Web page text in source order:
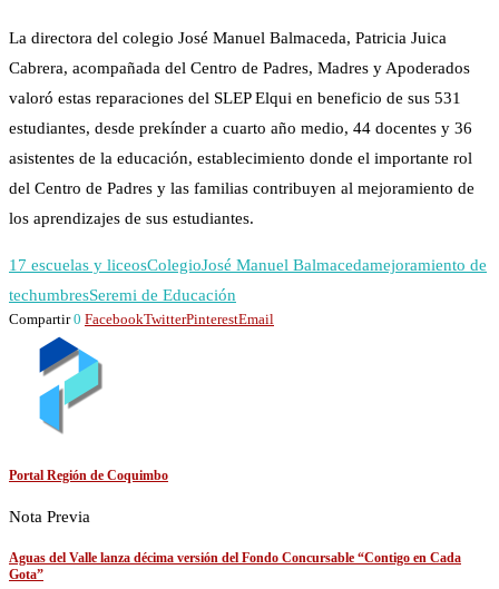
La directora del colegio José Manuel Balmaceda, Patricia Juica
Cabrera, acompañada del Centro de Padres, Madres y Apoderados
valoró estas reparaciones del SLEP Elqui en beneficio de sus 531
estudiantes, desde prekínder a cuarto año medio, 44 docentes y 36
asistentes de la educación, establecimiento donde el importante rol
del Centro de Padres y las familias contribuyen al mejoramiento de
los aprendizajes de sus estudiantes.
17 escuelas y liceosColegioJosé Manuel Balmacedamejoramiento de
techumbresSeremi de Educación
Compartir 0 FacebookTwitterPinterestEmail
Portal Región de Coquimbo
Nota Previa
Aguas del Valle lanza décima versión del Fondo Concursable “Contigo en Cada
Gota”